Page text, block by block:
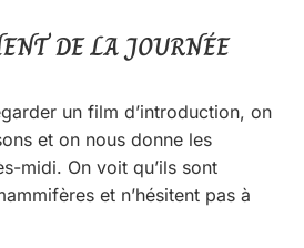
DE LA JOURNÉE
un film d’introduction, on
et on nous donne les
midi. On voit qu’ils sont
et n’hésitent pas à